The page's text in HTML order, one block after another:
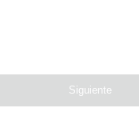
Siguiente